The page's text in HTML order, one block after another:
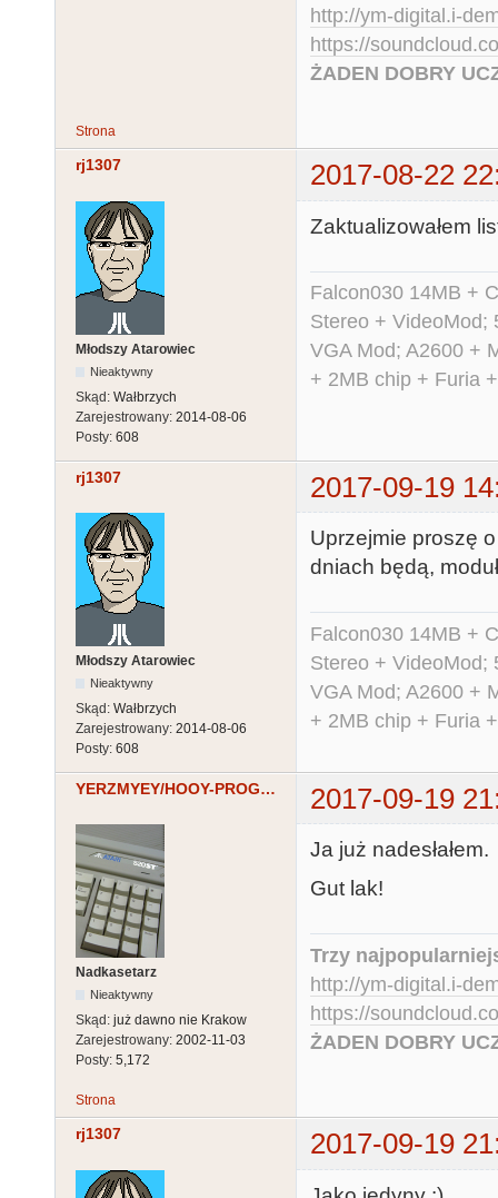
http://ym-digital.i-
https://
ŻADEN DOBRY
Strona
rj1307 2017-08-22
Młodszy Atarowiec
Nieaktywny
Skąd: Wałbrzych
Zarejestrowany: 2014-08-06
Posty: 608
Zaktualizowałem
Falcon030 14MB +
Stereo + VideoMod;
VGA Mod; A2600 +
+ 2MB chip + Furia
rj1307 2017-09-19
Młodszy Atarowiec
Nieaktywny
Skąd: Wałbrzych
Zarejestrowany: 2014-08-06
Posty: 608
Uprzejmie proszę
dniach będą,
Falcon030 14MB +
Stereo + VideoMod;
VGA Mod; A2600 +
+ 2MB chip + Furia
YERZMYEY/HOOY-PROGRAM 2017-09-19
Nadkasetarz
Nieaktywny
Skąd: już dawno nie Krakow
Zarejestrowany: 2002-11-03
Posty: 5,172
Ja już nadesłałem.
Gut lak!
Trzy
http://ym-digital.i-
https://
ŻADEN DOBRY
Strona
rj1307 2017-09-19